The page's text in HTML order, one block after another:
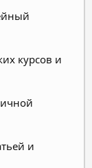
курсов и
и